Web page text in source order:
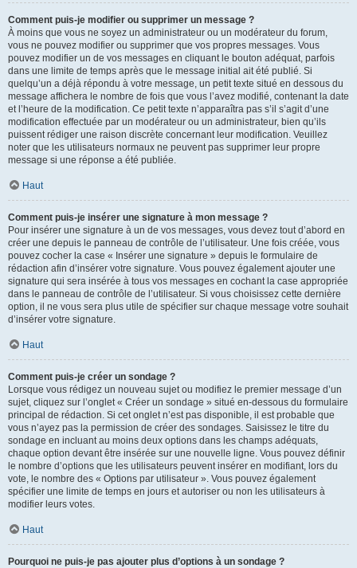
Comment puis-je modifier ou supprimer un message ?
À moins que vous ne soyez un administrateur ou un modérateur du forum,
vous ne pouvez modifier ou supprimer que vos propres messages. Vous
pouvez modifier un de vos messages en cliquant le bouton adéquat, parfois
dans une limite de temps après que le message initial ait été publié. Si
quelqu’un a déjà répondu à votre message, un petit texte situé en dessous du
message affichera le nombre de fois que vous l’avez modifié, contenant la date
et l’heure de la modification. Ce petit texte n’apparaîtra pas s’il s’agit d’une
modification effectuée par un modérateur ou un administrateur, bien qu’ils
puissent rédiger une raison discrète concernant leur modification. Veuillez
noter que les utilisateurs normaux ne peuvent pas supprimer leur propre
message si une réponse a été publiée.
Haut
Comment puis-je insérer une signature à mon message ?
Pour insérer une signature à un de vos messages, vous devez tout d’abord en
créer une depuis le panneau de contrôle de l’utilisateur. Une fois créée, vous
pouvez cocher la case « Insérer une signature » depuis le formulaire de
rédaction afin d’insérer votre signature. Vous pouvez également ajouter une
signature qui sera insérée à tous vos messages en cochant la case appropriée
dans le panneau de contrôle de l’utilisateur. Si vous choisissez cette dernière
option, il ne vous sera plus utile de spécifier sur chaque message votre souhait
d’insérer votre signature.
Haut
Comment puis-je créer un sondage ?
Lorsque vous rédigez un nouveau sujet ou modifiez le premier message d’un
sujet, cliquez sur l’onglet « Créer un sondage » situé en-dessous du formulaire
principal de rédaction. Si cet onglet n’est pas disponible, il est probable que
vous n’ayez pas la permission de créer des sondages. Saisissez le titre du
sondage en incluant au moins deux options dans les champs adéquats,
chaque option devant être insérée sur une nouvelle ligne. Vous pouvez définir
le nombre d’options que les utilisateurs peuvent insérer en modifiant, lors du
vote, le nombre des « Options par utilisateur ». Vous pouvez également
spécifier une limite de temps en jours et autoriser ou non les utilisateurs à
modifier leurs votes.
Haut
Pourquoi ne puis-je pas ajouter plus d’options à un sondage ?